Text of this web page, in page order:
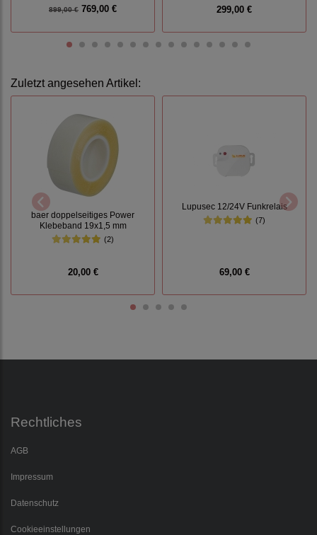
899,00 € 769,00 € 299,00 €
Zuletzt angesehen Artikel:
baer doppelseitiges Power
Klebeband 19x1,5 mm
(2)
20,00 €
Lupusec 12/24V Funkrelais
(7)
69,00 €
Rechtliches
AGB
Impressum
Datenschutz
Cookieeinstellungen